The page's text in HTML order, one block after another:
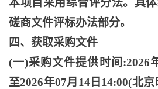
本项目采用综合评分法。具
磋商文件评标办法部分。
四、获取采购文件
(一)采购文件提供时间:2026
至2026年07月14日14:00(北